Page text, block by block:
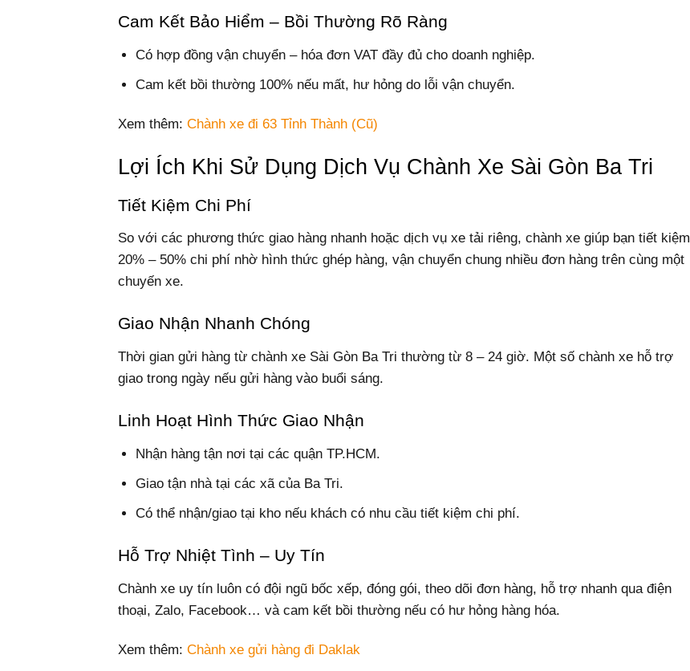
Cam Kết Bảo Hiểm – Bồi Thường Rõ Ràng
Có hợp đồng vận chuyển – hóa đơn VAT đầy đủ cho doanh nghiệp.
Cam kết bồi thường 100% nếu mất, hư hỏng do lỗi vận chuyển.
Xem thêm: Chành xe đi 63 Tỉnh Thành (Cũ)
Lợi Ích Khi Sử Dụng Dịch Vụ Chành Xe Sài Gòn Ba Tri
Tiết Kiệm Chi Phí
So với các phương thức giao hàng nhanh hoặc dịch vụ xe tải riêng, chành xe giúp bạn tiết kiệm
20% – 50% chi phí nhờ hình thức ghép hàng, vận chuyển chung nhiều đơn hàng trên cùng một
chuyến xe.
Giao Nhận Nhanh Chóng
Thời gian gửi hàng từ chành xe Sài Gòn Ba Tri thường từ 8 – 24 giờ. Một số chành xe hỗ trợ
giao trong ngày nếu gửi hàng vào buổi sáng.
Linh Hoạt Hình Thức Giao Nhận
Nhận hàng tận nơi tại các quận TP.HCM.
Giao tận nhà tại các xã của Ba Tri.
Có thể nhận/giao tại kho nếu khách có nhu cầu tiết kiệm chi phí.
Hỗ Trợ Nhiệt Tình – Uy Tín
Chành xe uy tín luôn có đội ngũ bốc xếp, đóng gói, theo dõi đơn hàng, hỗ trợ nhanh qua điện
thoại, Zalo, Facebook… và cam kết bồi thường nếu có hư hỏng hàng hóa.
Xem thêm: Chành xe gửi hàng đi Daklak